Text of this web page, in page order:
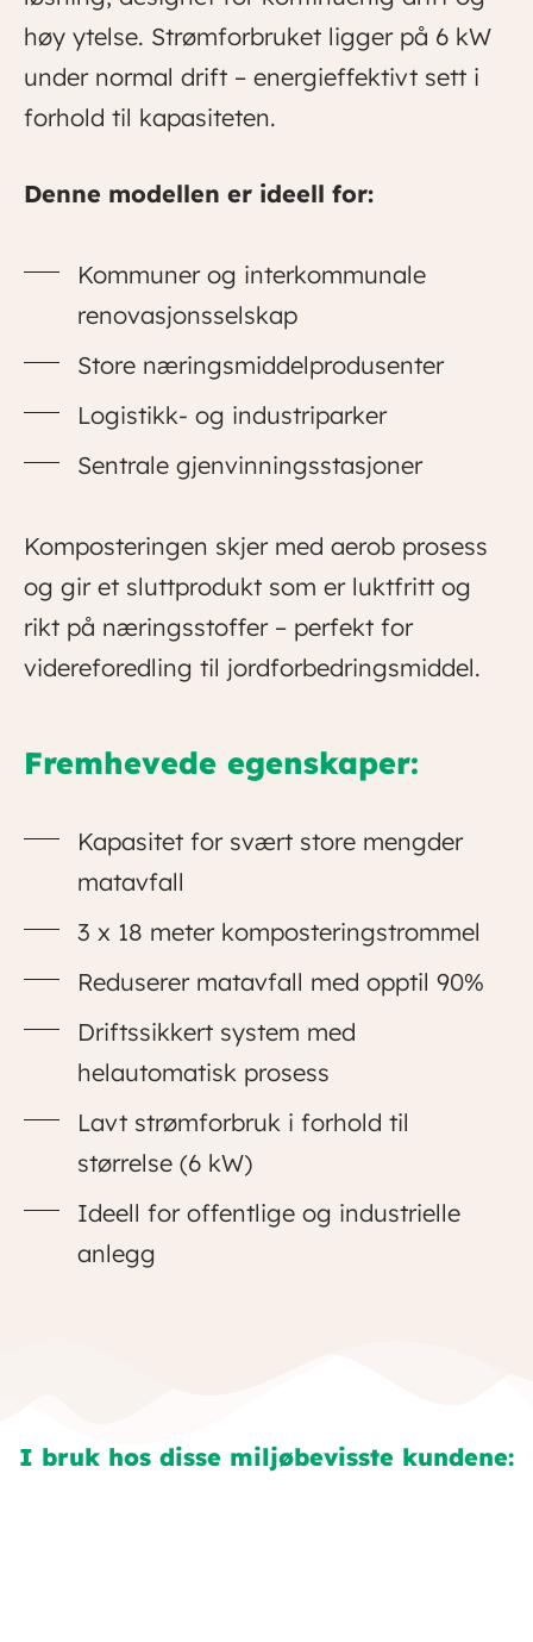
høy ytelse. Strømforbruket ligger på 6 kW
under normal drift – energieffektivt sett i
forhold til kapasiteten.
Denne modellen er ideell for:
Kommuner og interkommunale
renovasjonsselskap
Store næringsmiddelprodusenter
Logistikk- og industriparker
Sentrale gjenvinningsstasjoner
Komposteringen skjer med aerob prosess
og gir et sluttprodukt som er luktfritt og
rikt på næringsstoffer – perfekt for
videreforedling til jordforbedringsmiddel.
Fremhevede egenskaper:
Kapasitet for svært store mengder
matavfall
3 x 18 meter komposteringstrommel
Reduserer matavfall med opptil 90%
Driftssikkert system med
helautomatisk prosess
Lavt strømforbruk i forhold til
størrelse (6 kW)
Ideell for offentlige og industrielle
anlegg
I bruk hos disse miljøbevisste kundene: